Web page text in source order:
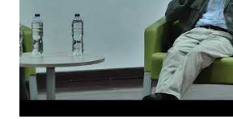
memoria histórica como acción
de un país donde la guerra se permea
“necesarias” a mano de los actores del
teatro se erige como un lugar para